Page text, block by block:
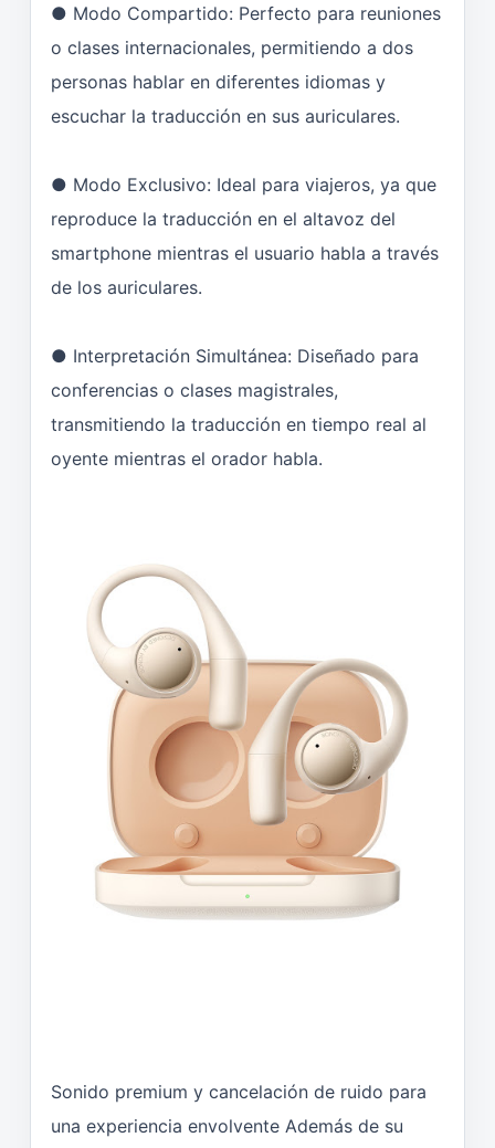
● Modo Compartido: Perfecto para reuniones
o clases internacionales, permitiendo a dos
personas hablar en diferentes idiomas y
escuchar la traducción en sus auriculares.
● Modo Exclusivo: Ideal para viajeros, ya que
reproduce la traducción en el altavoz del
smartphone mientras el usuario habla a través
de los auriculares.
● Interpretación Simultánea: Diseñado para
conferencias o clases magistrales,
transmitiendo la traducción en tiempo real al
oyente mientras el orador habla.
Sonido premium y cancelación de ruido para
una experiencia envolvente Además de su